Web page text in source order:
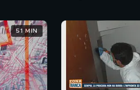
51 MIN